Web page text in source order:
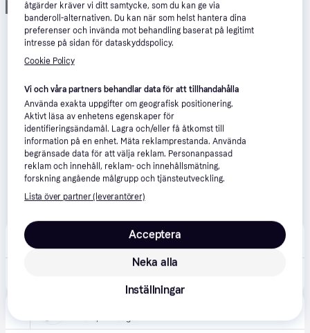
Annons
Tennisshopen
Fri frakt
åtgärder kräver vi ditt samtycke, som du kan ge via
banderoll-alternativen. Du kan när som helst hantera dina
preferenser och invända mot behandling baserat på legitimt
intresse på sidan för dataskyddspolicy.
Cookie Policy
Vi och våra partners behandlar data för att tillhandahålla
Använda exakta uppgifter om geografisk positionering.
Aktivt läsa av enhetens egenskaper för
identifieringsändamål. Lagra och/eller få åtkomst till
information på en enhet. Mäta reklamprestanda. Använda
begränsade data för att välja reklam. Personanpassad
reklam och innehåll, reklam- och innehållsmätning,
forskning angående målgrupp och tjänsteutveckling.
Lista över partner (leverantörer)
Neka alla
Acceptera
Inställningar